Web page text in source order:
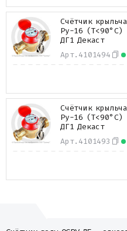
Компенсаторы
Фасонные части
Крепеж
Прокладки и уплотнения
Теплоизоляция
Металлопрокат
Детали трубопроводов
Водомерные узлы
Запорная арматура
Арт. 4101494
Счётчик
Ру-16 (Т<90°С)
ДГ1 Декаст
Арт. 4101493
Счётчик
Ру-16 (Т<90°С)
ДГ1 Декаст